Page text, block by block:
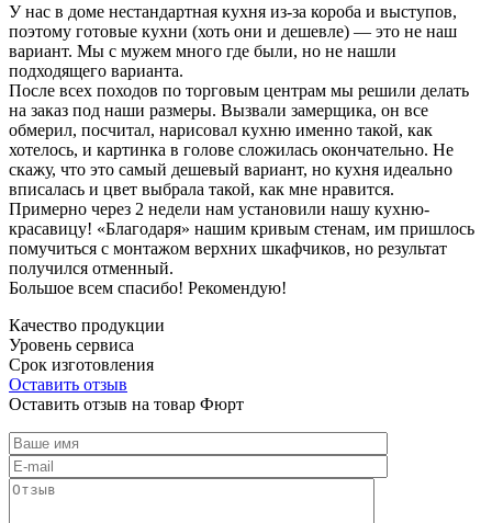
У нас в доме нестандартная кухня из-за короба и выступов,
поэтому готовые кухни (хоть они и дешевле) — это не наш
вариант. Мы с мужем много где были, но не нашли
подходящего варианта.
После всех походов по торговым центрам мы решили делать
на заказ под наши размеры. Вызвали замерщика, он все
обмерил, посчитал, нарисовал кухню именно такой, как
хотелось, и картинка в голове сложилась окончательно. Не
скажу, что это самый дешевый вариант, но кухня идеально
вписалась и цвет выбрала такой, как мне нравится.
Примерно через 2 недели нам установили нашу кухню-
красавицу! «Благодаря» нашим кривым стенам, им пришлось
помучиться с монтажом верхних шкафчиков, но результат
получился отменный.
Большое всем спасибо! Рекомендую!
Качество продукции
Уровень сервиса
Срок изготовления
Оставить отзыв
Оставить отзыв на товар Фюрт